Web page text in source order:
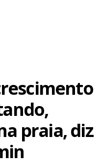
praia, diz